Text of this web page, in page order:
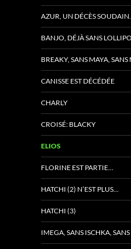
AZUR, UN DÉCÈS
BANJO, DÉJÀ SANS
BREAKY, SANS MAYA,
CANISSE EST DÉCÉDÉE
CHARLY
CROISÉ: BLACKY
ELIOS
FLORINE EST PARTIE…
HATCHI (2) N’EST PLUS…
HATCHI (3)
IMEGA, SANS ISCHKA,